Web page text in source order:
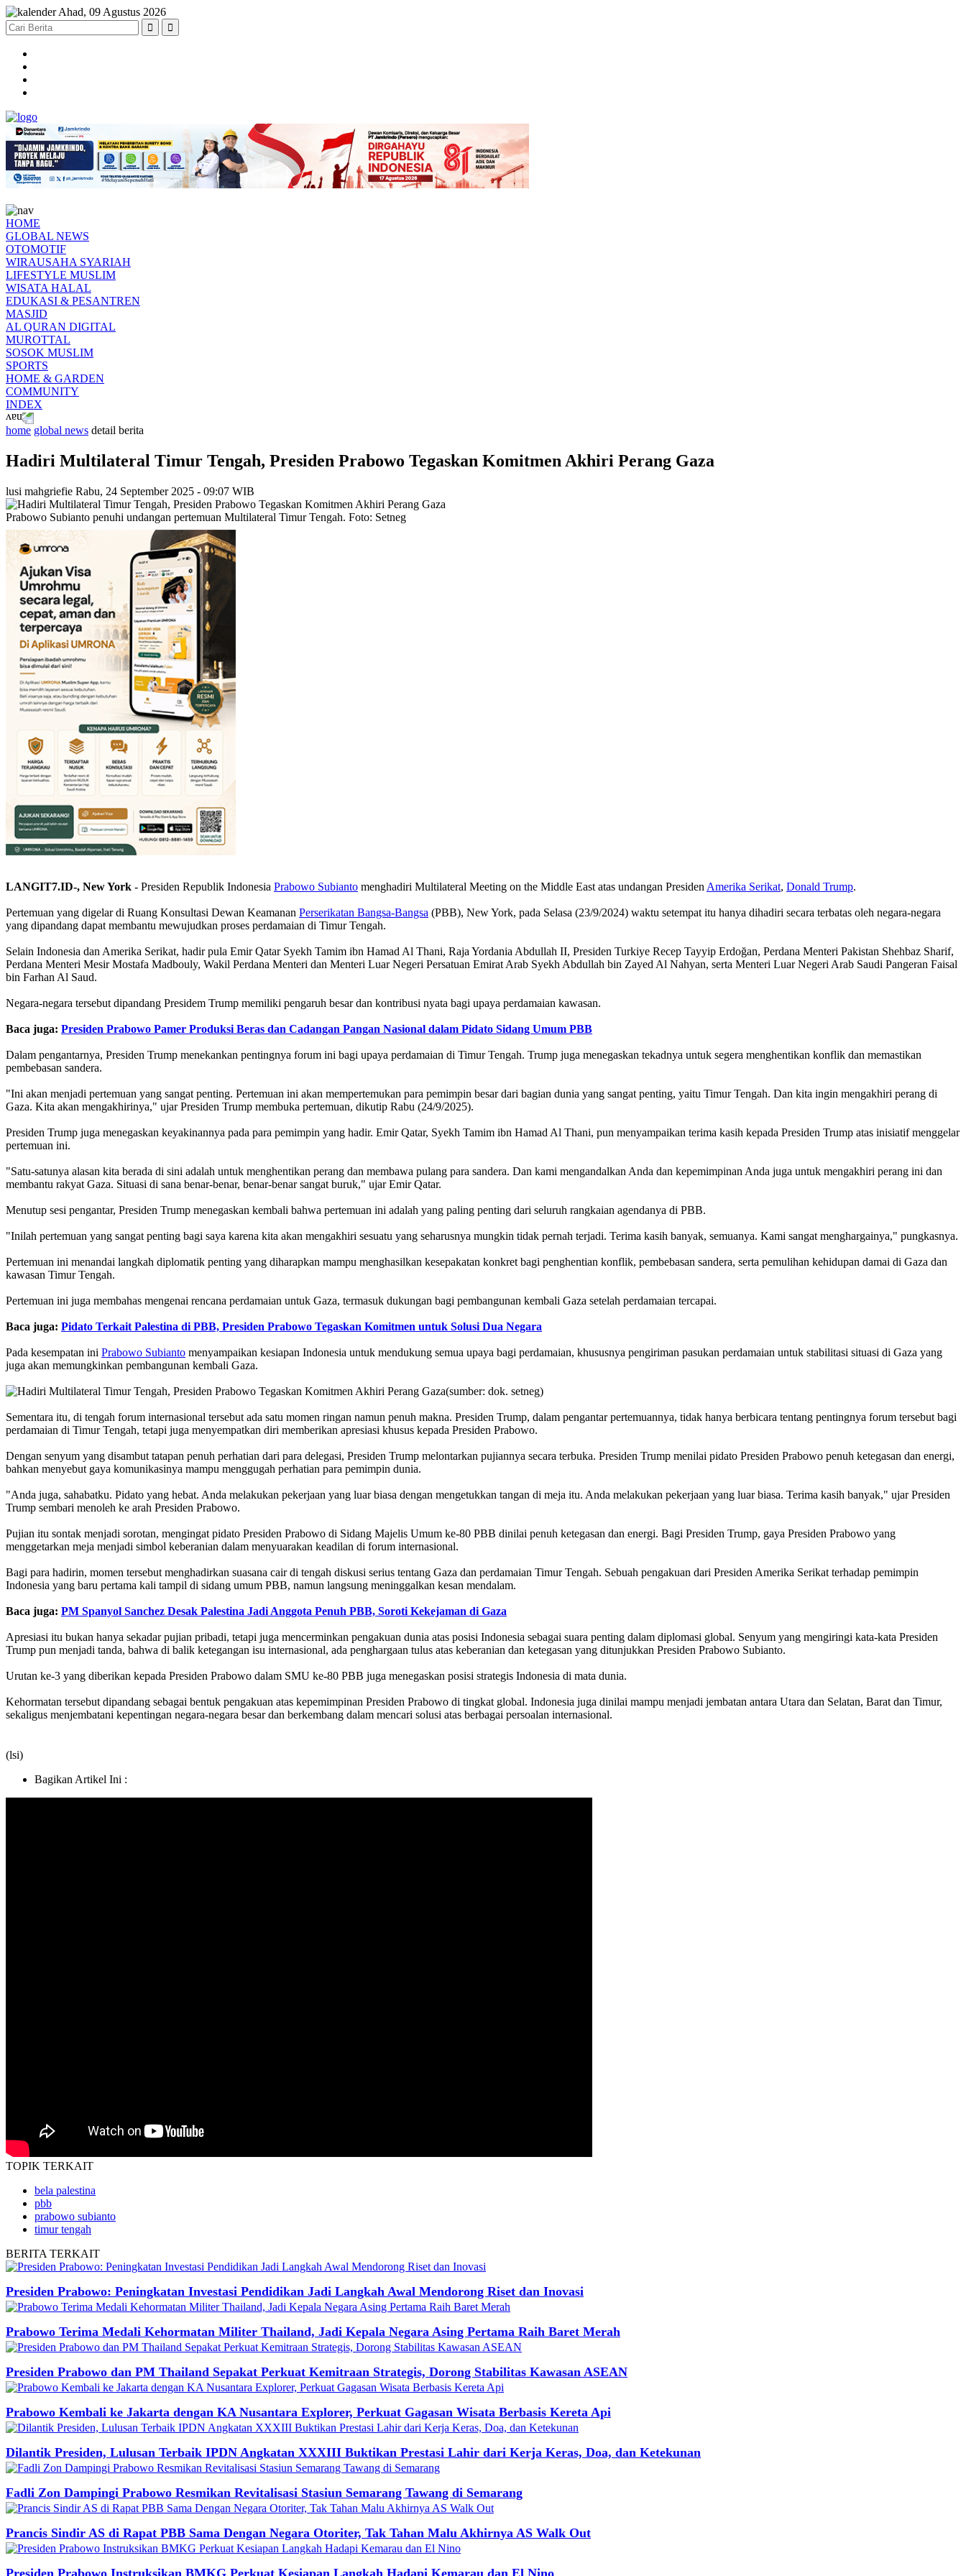
Ahad, 09 Agustus 2026
HOME
GLOBAL NEWS
OTOMOTIF
WIRAUSAHA SYARIAH
LIFESTYLE MUSLIM
WISATA HALAL
EDUKASI & PESANTREN
MASJID
AL QURAN DIGITAL
MUROTTAL
SOSOK MUSLIM
SPORTS
HOME & GARDEN
COMMUNITY
INDEX
home global news detail berita
Hadiri Multilateral Timur Tengah, Presiden Prabowo Tegaskan Komitmen Akhiri Perang Gaza
lusi mahgriefie Rabu, 24 September 2025 - 09:07 WIB
Prabowo Subianto penuhi undangan pertemuan Multilateral Timur Tengah. Foto: Setneg
LANGIT7.ID-, New York - Presiden Republik Indonesia Prabowo Subianto menghadiri Multilateral Meeting on the Middle East atas undangan Presiden Amerika Serikat, Donald Trump.
Pertemuan yang digelar di Ruang Konsultasi Dewan Keamanan Perserikatan Bangsa-Bangsa (PBB), New York, pada Selasa (23/9/2024) waktu setempat itu hanya dihadiri secara terbatas oleh negara-negara
yang dipandang dapat membantu mewujudkan proses perdamaian di Timur Tengah.
Selain Indonesia dan Amerika Serikat, hadir pula Emir Qatar Syekh Tamim ibn Hamad Al Thani, Raja Yordania Abdullah II, Presiden Turkiye Recep Tayyip Erdoğan, Perdana Menteri Pakistan Shehbaz Sharif,
Perdana Menteri Mesir Mostafa Madbouly, Wakil Perdana Menteri dan Menteri Luar Negeri Persatuan Emirat Arab Syekh Abdullah bin Zayed Al Nahyan, serta Menteri Luar Negeri Arab Saudi Pangeran Faisal
bin Farhan Al Saud.
Negara-negara tersebut dipandang Presidem Trump memiliki pengaruh besar dan kontribusi nyata bagi upaya perdamaian kawasan.
Baca juga: Presiden Prabowo Pamer Produksi Beras dan Cadangan Pangan Nasional dalam Pidato Sidang Umum PBB
Dalam pengantarnya, Presiden Trump menekankan pentingnya forum ini bagi upaya perdamaian di Timur Tengah. Trump juga menegaskan tekadnya untuk segera menghentikan konflik dan memastikan
pembebasan sandera.
"Ini akan menjadi pertemuan yang sangat penting. Pertemuan ini akan mempertemukan para pemimpin besar dari bagian dunia yang sangat penting, yaitu Timur Tengah. Dan kita ingin mengakhiri perang di
Gaza. Kita akan mengakhirinya," ujar Presiden Trump membuka pertemuan, dikutip Rabu (24/9/2025).
Presiden Trump juga menegaskan keyakinannya pada para pemimpin yang hadir. Emir Qatar, Syekh Tamim ibn Hamad Al Thani, pun menyampaikan terima kasih kepada Presiden Trump atas inisiatif menggelar
pertemuan ini.
"Satu-satunya alasan kita berada di sini adalah untuk menghentikan perang dan membawa pulang para sandera. Dan kami mengandalkan Anda dan kepemimpinan Anda juga untuk mengakhiri perang ini dan
membantu rakyat Gaza. Situasi di sana benar-benar, benar-benar sangat buruk," ujar Emir Qatar.
Menutup sesi pengantar, Presiden Trump menegaskan kembali bahwa pertemuan ini adalah yang paling penting dari seluruh rangkaian agendanya di PBB.
"Inilah pertemuan yang sangat penting bagi saya karena kita akan mengakhiri sesuatu yang seharusnya mungkin tidak pernah terjadi. Terima kasih banyak, semuanya. Kami sangat menghargainya," pungkasnya.
Pertemuan ini menandai langkah diplomatik penting yang diharapkan mampu menghasilkan kesepakatan konkret bagi penghentian konflik, pembebasan sandera, serta pemulihan kehidupan damai di Gaza dan
kawasan Timur Tengah.
Pertemuan ini juga membahas mengenai rencana perdamaian untuk Gaza, termasuk dukungan bagi pembangunan kembali Gaza setelah perdamaian tercapai.
Baca juga: Pidato Terkait Palestina di PBB, Presiden Prabowo Tegaskan Komitmen untuk Solusi Dua Negara
Pada kesempatan ini Prabowo Subianto menyampaikan kesiapan Indonesia untuk mendukung semua upaya bagi perdamaian, khususnya pengiriman pasukan perdamaian untuk stabilitasi situasi di Gaza yang
juga akan memungkinkan pembangunan kembali Gaza.
(sumber: dok. setneg)
Sementara itu, di tengah forum internasional tersebut ada satu momen ringan namun penuh makna. Presiden Trump, dalam pengantar pertemuannya, tidak hanya berbicara tentang pentingnya forum tersebut bagi
perdamaian di Timur Tengah, tetapi juga menyempatkan diri memberikan apresiasi khusus kepada Presiden Prabowo.
Dengan senyum yang disambut tatapan penuh perhatian dari para delegasi, Presiden Trump melontarkan pujiannya secara terbuka. Presiden Trump menilai pidato Presiden Prabowo penuh ketegasan dan energi,
bahkan menyebut gaya komunikasinya mampu menggugah perhatian para pemimpin dunia.
"Anda juga, sahabatku. Pidato yang hebat. Anda melakukan pekerjaan yang luar biasa dengan mengetukkan tangan di meja itu. Anda melakukan pekerjaan yang luar biasa. Terima kasih banyak," ujar Presiden
Trump sembari menoleh ke arah Presiden Prabowo.
Pujian itu sontak menjadi sorotan, mengingat pidato Presiden Prabowo di Sidang Majelis Umum ke-80 PBB dinilai penuh ketegasan dan energi. Bagi Presiden Trump, gaya Presiden Prabowo yang
menggetarkan meja menjadi simbol keberanian dalam menyuarakan keadilan di forum internasional.
Bagi para hadirin, momen tersebut menghadirkan suasana cair di tengah diskusi serius tentang Gaza dan perdamaian Timur Tengah. Sebuah pengakuan dari Presiden Amerika Serikat terhadap pemimpin
Indonesia yang baru pertama kali tampil di sidang umum PBB, namun langsung meninggalkan kesan mendalam.
Baca juga: PM Spanyol Sanchez Desak Palestina Jadi Anggota Penuh PBB, Soroti Kekejaman di Gaza
Apresiasi itu bukan hanya sekadar pujian pribadi, tetapi juga mencerminkan pengakuan dunia atas posisi Indonesia sebagai suara penting dalam diplomasi global. Senyum yang mengiringi kata-kata Presiden
Trump pun menjadi tanda, bahwa di balik ketegangan isu internasional, ada penghargaan tulus atas keberanian dan ketegasan yang ditunjukkan Presiden Prabowo Subianto.
Urutan ke-3 yang diberikan kepada Presiden Prabowo dalam SMU ke-80 PBB juga menegaskan posisi strategis Indonesia di mata dunia.
Kehormatan tersebut dipandang sebagai bentuk pengakuan atas kepemimpinan Presiden Prabowo di tingkat global. Indonesia juga dinilai mampu menjadi jembatan antara Utara dan Selatan, Barat dan Timur,
sekaligus menjembatani kepentingan negara-negara besar dan berkembang dalam mencari solusi atas berbagai persoalan internasional.
(lsi)
Bagikan Artikel Ini :
TOPIK TERKAIT
bela palestina
pbb
prabowo subianto
timur tengah
BERITA TERKAIT
Presiden Prabowo: Peningkatan Investasi Pendidikan Jadi Langkah Awal Mendorong Riset dan Inovasi
Prabowo Terima Medali Kehormatan Militer Thailand, Jadi Kepala Negara Asing Pertama Raih Baret Merah
Presiden Prabowo dan PM Thailand Sepakat Perkuat Kemitraan Strategis, Dorong Stabilitas Kawasan ASEAN
Prabowo Kembali ke Jakarta dengan KA Nusantara Explorer, Perkuat Gagasan Wisata Berbasis Kereta Api
Dilantik Presiden, Lulusan Terbaik IPDN Angkatan XXXIII Buktikan Prestasi Lahir dari Kerja Keras, Doa, dan Ketekunan
Fadli Zon Dampingi Prabowo Resmikan Revitalisasi Stasiun Semarang Tawang di Semarang
Prancis Sindir AS di Rapat PBB Sama Dengan Negara Otoriter, Tak Tahan Malu Akhirnya AS Walk Out
Presiden Prabowo Instruksikan BMKG Perkuat Kesiapan Langkah Hadapi Kemarau dan El Nino